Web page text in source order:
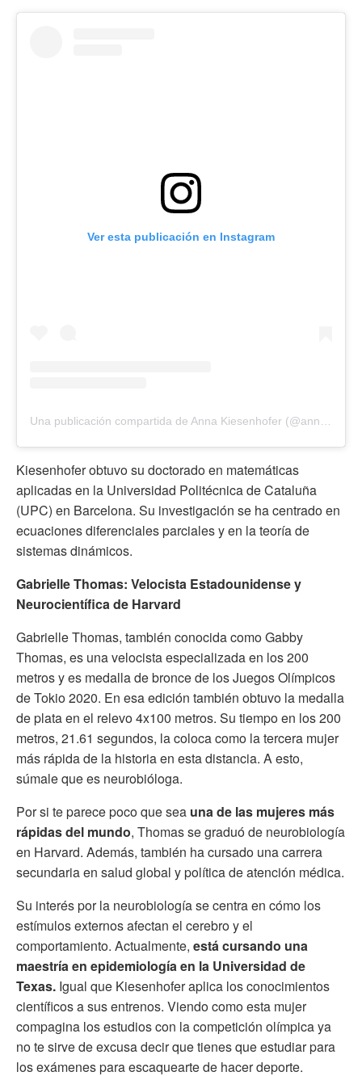
Ver esta publicación en Instagram
Kiesenhofer obtuvo su doctorado en matemáticas
aplicadas en la Universidad Politécnica de Cataluña
(UPC) en Barcelona. Su investigación se ha centrado en
ecuaciones diferenciales parciales y en la teoría de
sistemas dinámicos.
Gabrielle Thomas: Velocista Estadounidense y
Neurocientífica de Harvard
Gabrielle Thomas, también conocida como Gabby
Thomas, es una velocista especializada en los 200
metros y es medalla de bronce de los Juegos Olímpicos
de Tokio 2020. En esa edición también obtuvo la medalla
de plata en el relevo 4x100 metros. Su tiempo en los 200
metros, 21.61 segundos, la coloca como la tercera mujer
más rápida de la historia en esta distancia. A esto,
súmale que es neurobióloga.
Por si te parece poco que sea una de las mujeres más
rápidas del mundo, Thomas se graduó de neurobiología
en Harvard. Además, también ha cursado una carrera
secundaria en salud global y política de atención médica.
Su interés por la neurobiología se centra en cómo los
estímulos externos afectan el cerebro y el
comportamiento. Actualmente, está cursando una
maestría en epidemiología en la Universidad de
Texas. Igual que Kiesenhofer aplica los conocimientos
científicos a sus entrenos. Viendo como esta mujer
compagina los estudios con la competición olímpica ya
no te sirve de excusa decir que tienes que estudiar para
los exámenes para escaquearte de hacer deporte.